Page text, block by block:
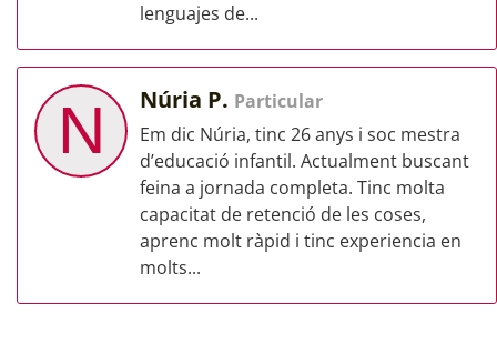
lenguajes de...
N Núria P. Particular
Em dic Núria, tinc 26 anys i soc mestra
d’educació infantil. Actualment buscant
feina a jornada completa. Tinc molta
capacitat de retenció de les coses,
aprenc molt ràpid i tinc experiencia en
molts...